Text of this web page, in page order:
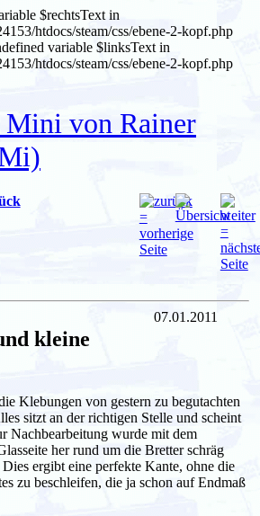
$rechtsText in
htdocs/steam/css/ebene-2-kopf.php
variable $linksText in
htdocs/steam/css/ebene-2-kopf.php
von Rainer
kleine
07.01.2011
Klebungen von gestern zu begutachten
sitzt an der richtigen Stelle und scheint
Nachbearbeitung wurde mit dem
her rund um die Bretter schräg
ergibt eine perfekte Kante, ohne die
zu beschleifen, die ja schon auf Endmaß